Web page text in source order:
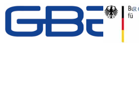
Zum Inhalt